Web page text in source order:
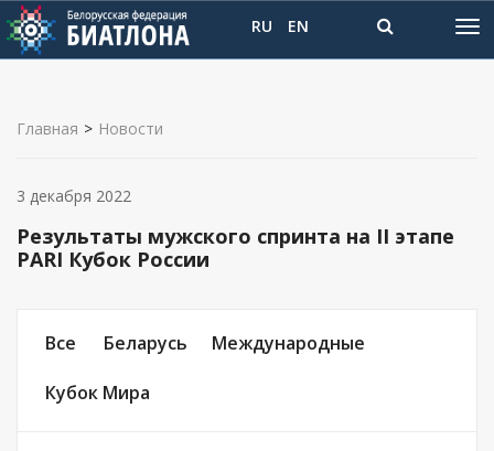
RU EN
Главная > Новости
Результаты мужского спринта на II этапе
PARI Кубок России
Все Беларусь Международные
Кубок Мира
3 декабря 2022